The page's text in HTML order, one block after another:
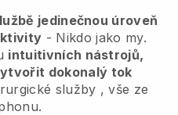
jedinečnou úroveň
- Nikdo jako my.
intuitivních nástrojů,
dokonalý tok
služby , vše ze